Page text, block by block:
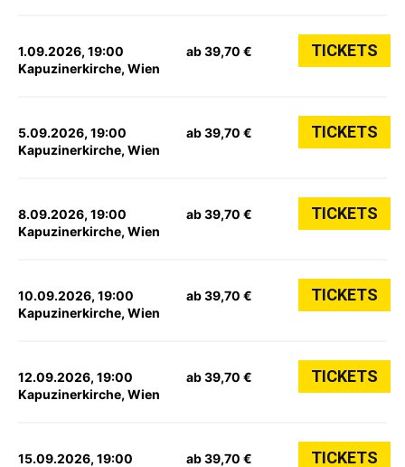
1.09.2026, 19:00
Kapuzinerkirche, Wien
ab 39,70 € TICKETS
5.09.2026, 19:00
Kapuzinerkirche, Wien
ab 39,70 € TICKETS
8.09.2026, 19:00
Kapuzinerkirche, Wien
ab 39,70 € TICKETS
10.09.2026, 19:00
Kapuzinerkirche, Wien
ab 39,70 € TICKETS
12.09.2026, 19:00
Kapuzinerkirche, Wien
ab 39,70 € TICKETS
15.09.2026, 19:00 ab 39,70 € TICKETS